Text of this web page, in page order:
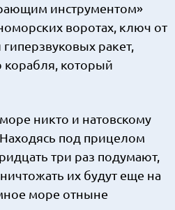
инструментом»
воротах, ключ от
ракет,
корабля, который
никто и натовскому
под прицелом
три раз подумают,
их будут еще на
море отныне